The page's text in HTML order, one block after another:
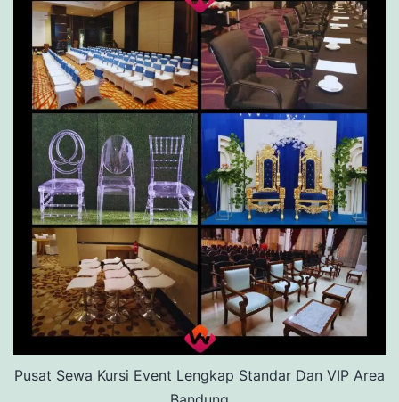
Pusat Sewa Kursi Event Lengkap Standar Dan VIP Area